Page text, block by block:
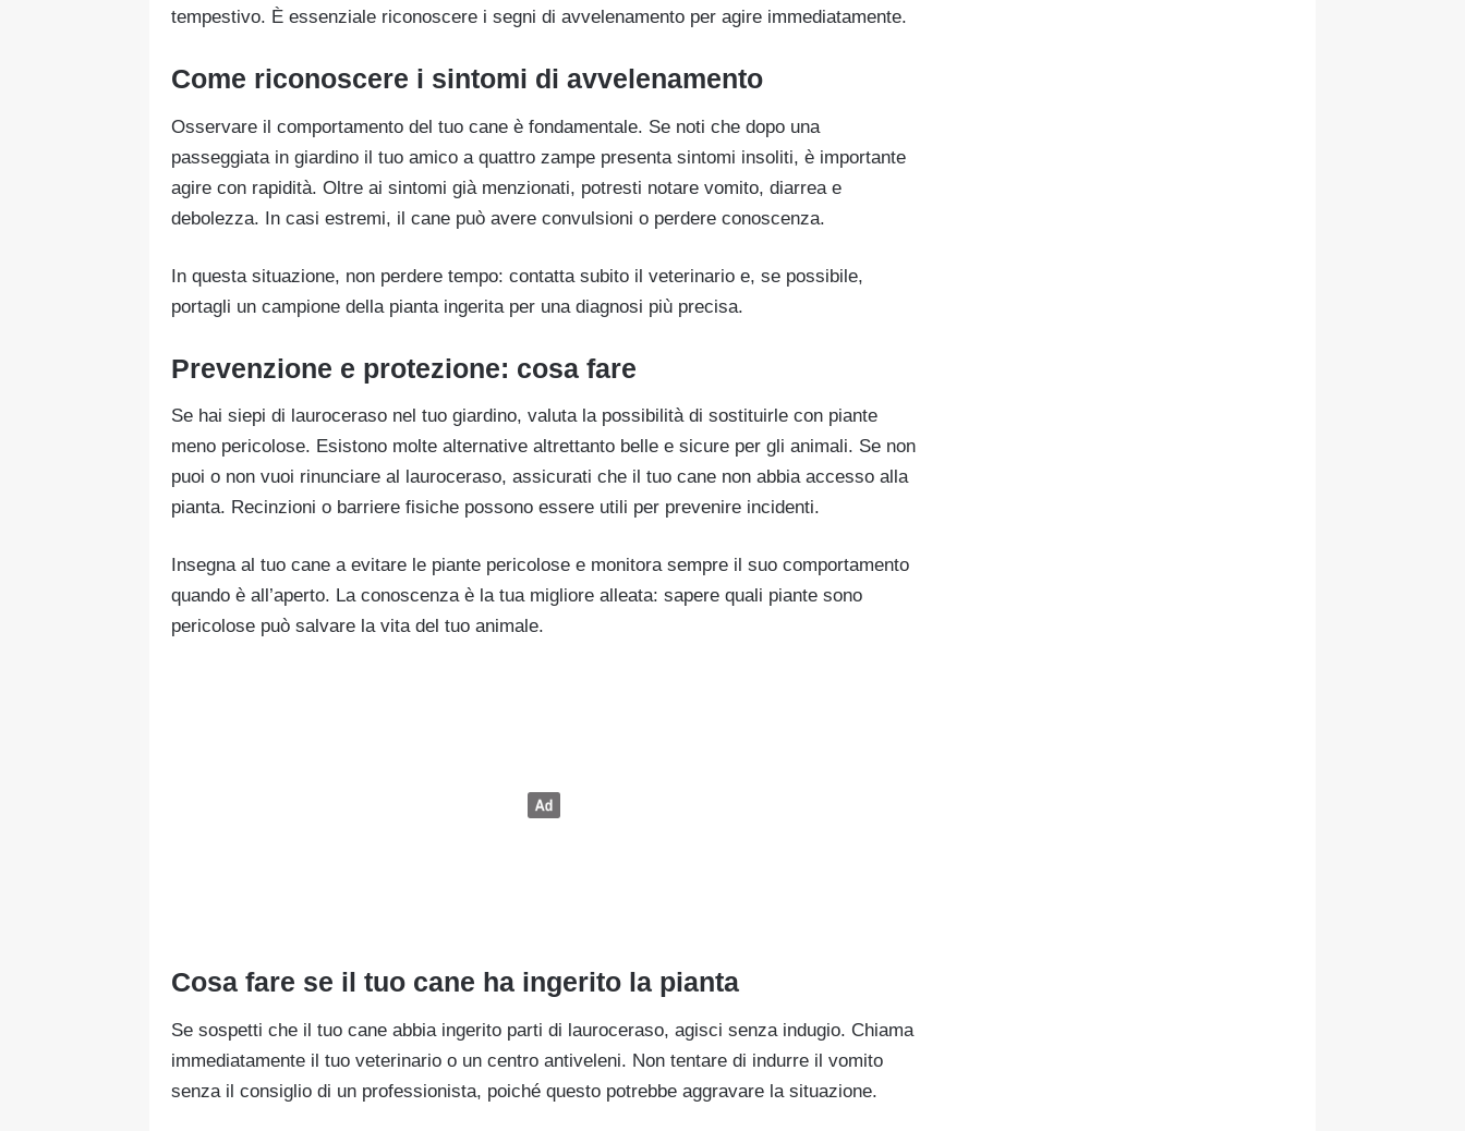
tempestivo. È essenziale riconoscere i segni di avvelenamento per agire immediatamente.
Come riconoscere i sintomi di avvelenamento
Osservare il comportamento del tuo cane è fondamentale. Se noti che dopo una
passeggiata in giardino il tuo amico a quattro zampe presenta sintomi insoliti, è importante
agire con rapidità. Oltre ai sintomi già menzionati, potresti notare vomito, diarrea e
debolezza. In casi estremi, il cane può avere convulsioni o perdere conoscenza.
In questa situazione, non perdere tempo: contatta subito il veterinario e, se possibile,
portagli un campione della pianta ingerita per una diagnosi più precisa.
Prevenzione e protezione: cosa fare
Se hai siepi di lauroceraso nel tuo giardino, valuta la possibilità di sostituirle con piante
meno pericolose. Esistono molte alternative altrettanto belle e sicure per gli animali. Se non
puoi o non vuoi rinunciare al lauroceraso, assicurati che il tuo cane non abbia accesso alla
pianta. Recinzioni o barriere fisiche possono essere utili per prevenire incidenti.
Insegna al tuo cane a evitare le piante pericolose e monitora sempre il suo comportamento
quando è all’aperto. La conoscenza è la tua migliore alleata: sapere quali piante sono
pericolose può salvare la vita del tuo animale.
Cosa fare se il tuo cane ha ingerito la pianta
Se sospetti che il tuo cane abbia ingerito parti di lauroceraso, agisci senza indugio. Chiama
immediatamente il tuo veterinario o un centro antiveleni. Non tentare di indurre il vomito
senza il consiglio di un professionista, poiché questo potrebbe aggravare la situazione.